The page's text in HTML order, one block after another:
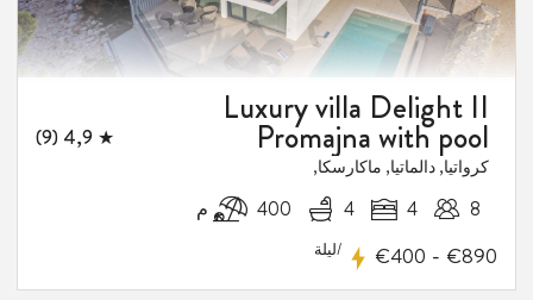
Luxury villa Delight II
Promajna with pool
★ 4,9 (9)
كرواتيا, دالماتيا, ماكارسكا,
8
4
4 400 م
€400 - €890 /ليلة